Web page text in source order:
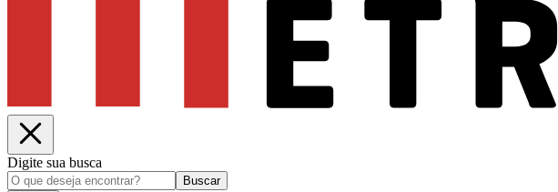
Digite sua busca
Buscar